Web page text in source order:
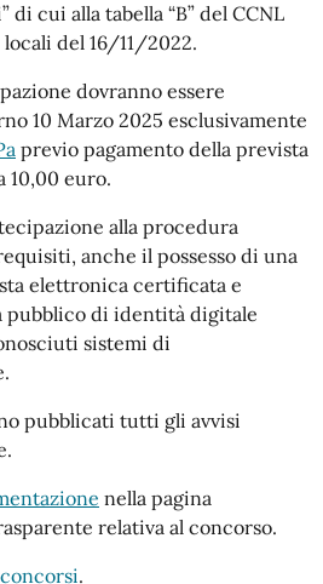
di cui alla tabella “B” del CCNL
del 16/11/2022.
dovranno essere
10 Marzo 2025 esclusivamente
previo pagamento della prevista
10,00 euro.
alla procedura
anche il possesso di una
elettronica certificata e
pubblico di identità digitale
sistemi di
pubblicati tutti gli avvisi
nella pagina
relativa al concorso.
.